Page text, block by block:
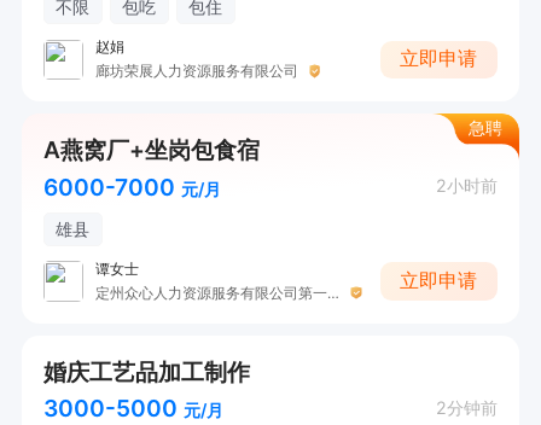
不限 包吃 包住
赵娟
廊坊荣展人力资源服务有限公司
立即申请
急聘
A燕窝厂+坐岗包食宿
6000-7000 元/月 2小时前
雄县
谭女士
定州众心人力资源服务有限公司第一分公司
立即申请
婚庆工艺品加工制作
3000-5000 元/月 2分钟前